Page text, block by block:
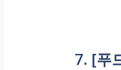
7. [푸